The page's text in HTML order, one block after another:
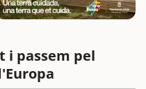
i passem pel